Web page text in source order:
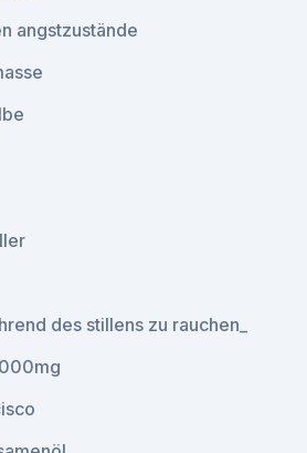
angstzustände
des stillens zu rauchen_